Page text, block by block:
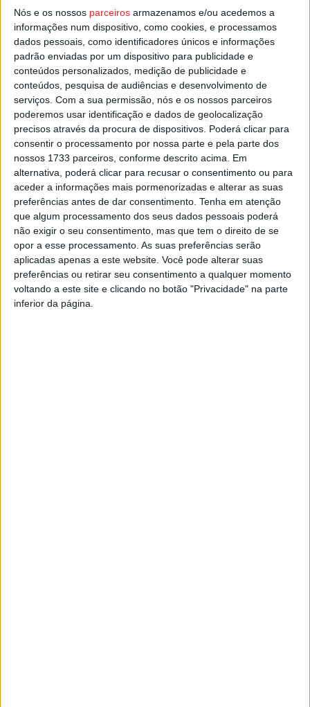
Nós e os nossos parceiros armazenamos e/ou acedemos a
informações num dispositivo, como cookies, e processamos
dados pessoais, como identificadores únicos e informações
padrão enviadas por um dispositivo para publicidade e
conteúdos personalizados, medição de publicidade e
conteúdos, pesquisa de audiências e desenvolvimento de
serviços. Com a sua permissão, nós e os nossos parceiros
poderemos usar identificação e dados de geolocalização
precisos através da procura de dispositivos. Poderá clicar para
consentir o processamento por nossa parte e pela parte dos
nossos 1733 parceiros, conforme descrito acima. Em
alternativa, poderá clicar para recusar o consentimento ou para
aceder a informações mais pormenorizadas e alterar as suas
preferências antes de dar consentimento. Tenha em atenção
que algum processamento dos seus dados pessoais poderá
não exigir o seu consentimento, mas que tem o direito de se
opor a esse processamento. As suas preferências serão
aplicadas apenas a este website. Você pode alterar suas
preferências ou retirar seu consentimento a qualquer momento
voltando a este site e clicando no botão "Privacidade" na parte
inferior da página.
Sobem à III Divisão Nacional os dois primeiros
classificados, e ainda o melhor terceiro entre as cinco
séries.
Esta e outras notícias para ouvir na Estação Diária – 96.8
FM ou emwww.968.fm.
Pub
TAGS Futsal Mangualde Pedreles
Taça Nacional de Futsal
Viseu